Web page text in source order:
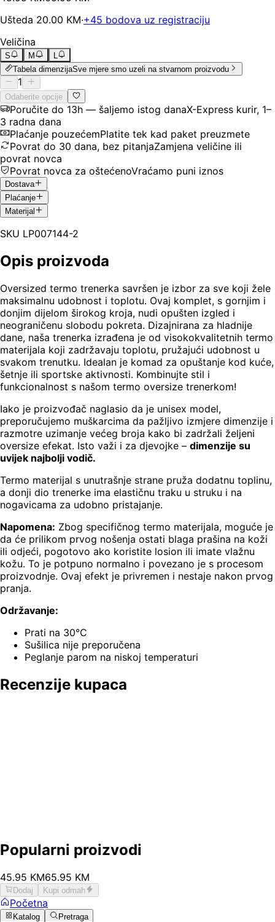
Ušteda 20.00 KM·+45 bodova uz registraciju
Veličina
S M
L
Tabela dimenzijaSve mjere smo uzeli na stvarnom proizvodu
1
Odaberite opcije
Poručite do 13h — šaljemo istog danaX-Express kurir, 1–
3 radna dana
Plaćanje pouzećemPlatite tek kad paket preuzmete
Povrat do 30 dana, bez pitanjaZamjena veličine ili
povrat novca
Povrat novca za oštećenoVraćamo puni iznos
Dostava
Plaćanje
Materijal
SKU LP007144-2
Opis proizvoda
Oversized termo trenerka savršen je izbor za sve koji žele
maksimalnu udobnost i toplotu. Ovaj komplet, s gornjim i
donjim dijelom širokog kroja, nudi opušten izgled i
neograničenu slobodu pokreta. Dizajnirana za hladnije
dane, naša trenerka izrađena je od visokokvalitetnih termo
materijala koji zadržavaju toplotu, pružajući udobnost u
svakom trenutku. Idealan je komad za opuštanje kod kuće,
šetnje ili sportske aktivnosti. Kombinujte stil i
funkcionalnost s našom termo oversize trenerkom!
Iako je proizvođač naglasio da je unisex model,
preporučujemo muškarcima da pažljivo izmjere dimenzije i
razmotre uzimanje većeg broja kako bi zadržali željeni
oversize efekat. Isto važi i za djevojke – dimenzije su
uvijek najbolji vodič.
Termo materijal s unutrašnje strane pruža dodatnu toplinu,
a donji dio trenerke ima elastičnu traku u struku i na
nogavicama za udobno pristajanje.
Napomena: Zbog specifičnog termo materijala, moguće je
da će prilikom prvog nošenja ostati blaga prašina na koži
ili odjeći, pogotovo ako koristite losion ili imate vlažnu
kožu. To je potpuno normalno i povezano je s procesom
proizvodnje. Ovaj efekt je privremen i nestaje nakon prvog
pranja.
Održavanje:
Prati na 30°C
Sušilica nije preporučena
Peglanje parom na niskoj temperaturi
Recenzije kupaca
Popularni proizvodi
45.95 KM65.95 KM
Dodaj Kupi odmah
Početna
Katalog Pretraga